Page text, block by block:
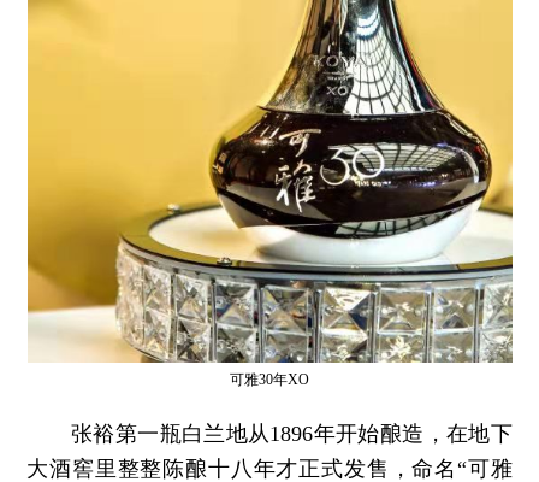
可雅30年XO
张裕第一瓶白兰地从1896年开始酿造，在地下
大酒窖里整整陈酿十八年才正式发售，命名“可雅